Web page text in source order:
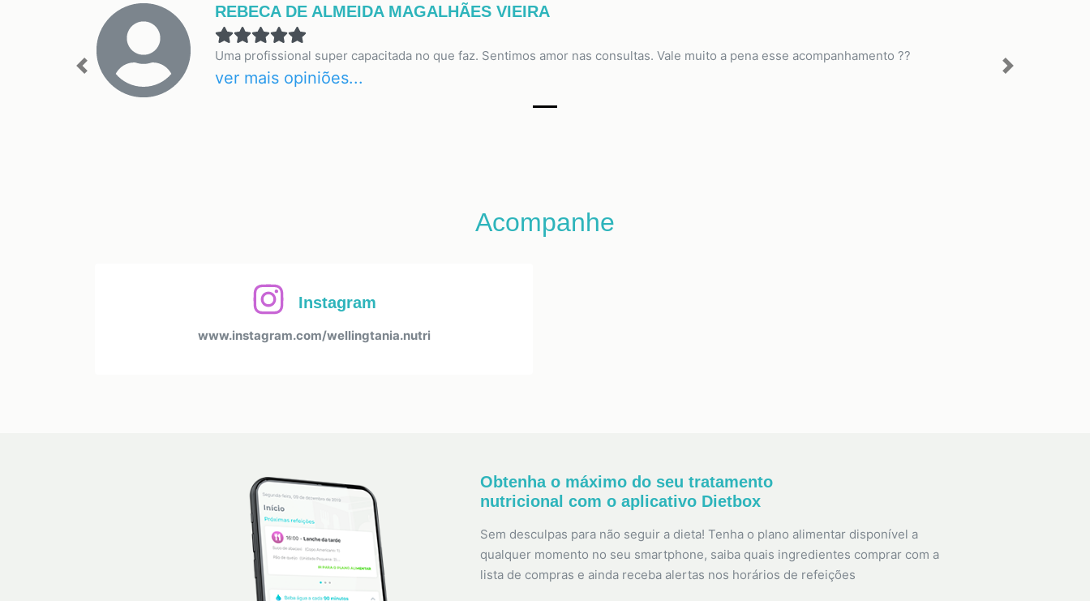
REBECA DE ALMEIDA MAGALHÃES VIEIRA
Uma profissional super capacitada no que faz. Sentimos amor nas consultas. Vale muito a pena esse acompanhamento ??
ver mais opiniões...
Previous Next
Acompanhe
Instagram
www.instagram.com/wellingtania.nutri
Obtenha o máximo do seu tratamento
nutricional com o aplicativo Dietbox
Sem desculpas para não seguir a dieta! Tenha o plano alimentar disponível a
qualquer momento no seu smartphone, saiba quais ingredientes comprar com a
lista de compras e ainda receba alertas nos horários de refeições